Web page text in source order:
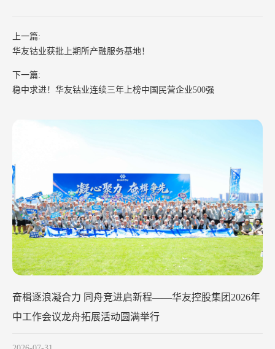
华友钴业2026年中工作会议在苏州召
上一篇:
华友钴业获批上期所产融服务基地！
下一篇:
稳中求进！华友钴业连续三年上榜中国民营企业500强